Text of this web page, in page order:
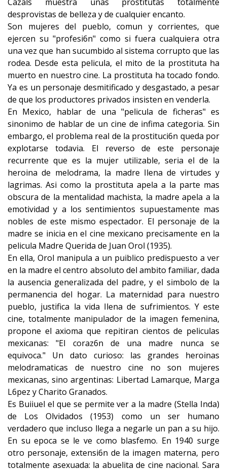
desprovistas de belleza y de cualquier encanto.
Son mujeres del pueblo, comun y corrientes, que
ejercen su "profesi6n" como si fuera cualquiera otra
una vez que han sucumbido al sistema corrupto que las
rodea. Desde esta pelicula, el mito de la prostituta ha
muerto en nuestro cine. La prostituta ha tocado fondo.
Ya es un personaje desmitificado y desgastado, a pesar
de que los productores privados insisten en venderla.
En Mexico, hablar de una "pelicula de ficheras" es
sinonimo de hablar de un cine de infima categoria. Sin
embargo, el problema real de la prostituci6n queda por
explotarse todavia. El reverso de este personaje
recurrente que es la mujer utilizable, seria el de la
heroina de melodrama, la madre Ilena de virtudes y
lagrimas. Asi como la prostituta apela a la parte mas
obscura de la mentalidad machista, la madre apela a la
emotividad y a los sentimientos supuestamente mas
nobles de este mismo espectador. El personaje de la
madre se inicia en el cine mexicano precisamente en la
pelicula Madre Querida de Juan Orol (1935).
En ella, Orol manipula a un puiblico predispuesto a ver
en la madre el centro absoluto del ambito familiar, dada
la ausencia generalizada del padre, y el simbolo de la
permanencia del hogar. La maternidad para nuestro
pueblo, justifica la vida Ilena de sufrimientos. Y este
cine, totalmente manipulador de la imagen femenina,
propone el axioma que repitiran cientos de peliculas
mexicanas: "El coraz6n de una madre nunca se
equivoca." Un dato curioso: las grandes heroinas
melodramaticas de nuestro cine no son mujeres
mexicanas, sino argentinas: Libertad Lamarque, Marga
L6pez y Charito Granados.
Es Buiiuel el que se permite ver a la madre (Stella Inda)
de Los Olvidados (1953) como un ser humano
verdadero que incluso llega a negarle un pan a su hijo.
En su epoca se le ve como blasfemo. En 1940 surge
otro personaje, extensi6n de la imagen materna, pero
totalmente asexuada: la abuelita de cine nacional. Sara